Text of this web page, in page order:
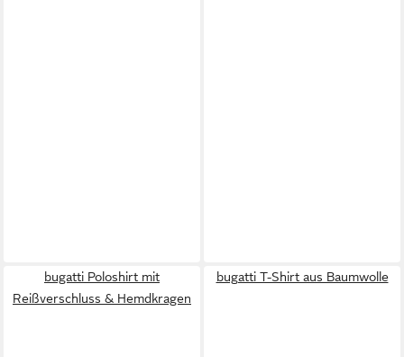
bugatti Poloshirt mit
Reißverschluss & Hemdkragen
bugatti T-Shirt aus Baumwolle